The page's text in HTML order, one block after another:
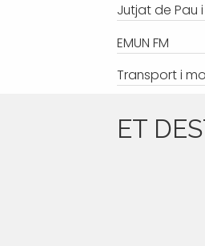
Jutjat de Pau
EMUN FM
Transport i
ET